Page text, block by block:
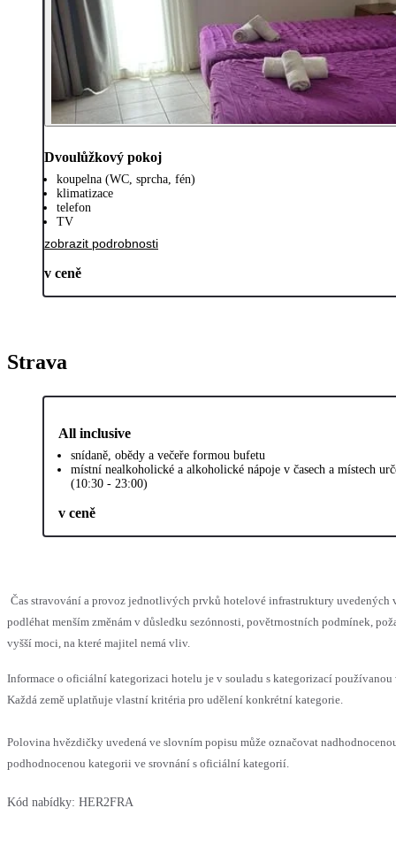
Dvoulůžkový pokoj
koupelna (WC, sprcha, fén)
klimatizace
telefon
TV
zobrazit podrobnosti
v ceně
Strava
All inclusive
snídaně, obědy a večeře formou bufetu
místní nealkoholické a alkoholické nápoje v časech a místech
(10:30 - 23:00)
v ceně
Čas stravování a provoz jednotlivých prvků hotelové infrastruktury uvedených
podléhat menším změnám v důsledku sezónnosti, povětrnostních podmínek,
vyšší moci, na které majitel nemá vliv.
Informace o oficiální kategorizaci hotelu je v souladu s kategorizací používanou
Každá země uplatňuje vlastní kritéria pro udělení konkrétní kategorie.
Polovina hvězdičky uvedená ve slovním popisu může označovat
podhodnocenou kategorii ve srovnání s oficiální kategorií.
Kód nabídky: HER2FRA